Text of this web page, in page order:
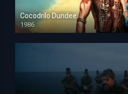
Cocodrilo Dundee
1986
HD 1080p